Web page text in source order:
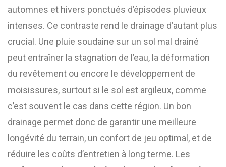
automnes et hivers ponctués d’épisodes pluvieux
intenses. Ce contraste rend le drainage d’autant plus
crucial. Une pluie soudaine sur un sol mal drainé
peut entraîner la stagnation de l’eau, la déformation
du revêtement ou encore le développement de
moisissures, surtout si le sol est argileux, comme
c’est souvent le cas dans cette région. Un bon
drainage permet donc de garantir une meilleure
longévité du terrain, un confort de jeu optimal, et de
réduire les coûts d’entretien à long terme. Les